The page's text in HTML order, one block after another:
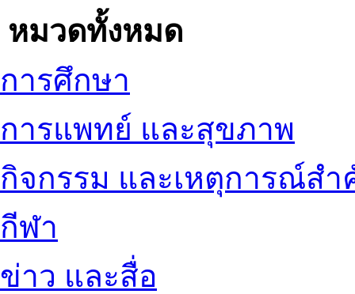
หมวดทั้งหมด
การศึกษา
การแพทย์ และสุขภาพ
กิจกรรม และเหตุการณ์ส
กีฬา
ข่าว และสื่อ